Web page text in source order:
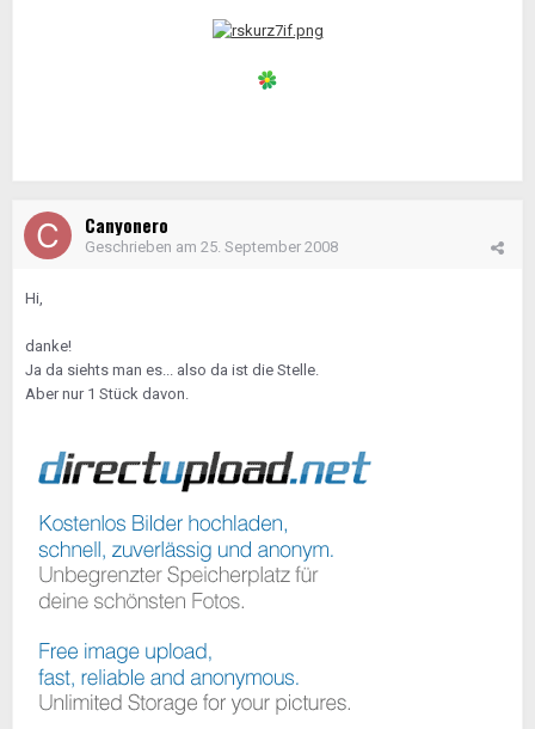
Canyonero
Geschrieben am 25. September 2008
Hi,
danke!
Ja da siehts man es... also da ist die Stelle.
Aber nur 1 Stück davon.